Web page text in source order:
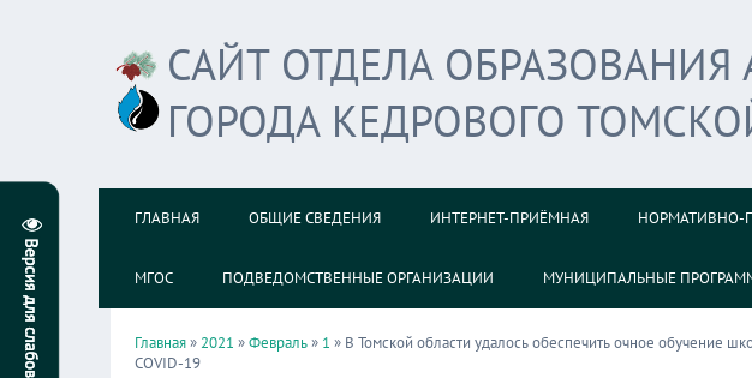
САЙТ ОТДЕЛА
ГОРОДА КЕДРОВОГО
ГЛАВНАЯ ОБЩИЕ СВЕДЕНИЯ ИНТЕРНЕТ-ПРИЁМНАЯ НОРМАТИВНО-
МГОС ПОДВЕДОМСТВЕННЫЕ ОРГАНИЗАЦИИ МУНИЦИПАЛЬНЫЕ
Главная» 2021 »Февраль» 1 » В Томской области удалось обеспечить очное обучение
COVID-19